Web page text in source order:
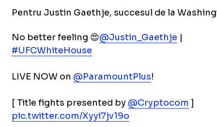
Pentru Justin Gaethje, succesul de la
No better feeling 😍@Justin_Gaethje |
#UFCWhiteHouse
LIVE NOW on @ParamountPlus!
[ Title fights presented by @Cryptocom ]
pic.twitter.com/Xyyi7jv19o